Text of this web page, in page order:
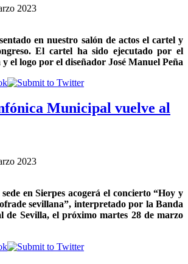
2023
en nuestro salón de actos el cartel y
El cartel ha sido ejecutado por el
el logo por el diseñador José Manuel Peña
Municipal vuelve al
2023
en Sierpes acogerá el concierto “Hoy y
sevillana”, interpretado por la Banda
de Sevilla, el próximo martes 28 de marzo